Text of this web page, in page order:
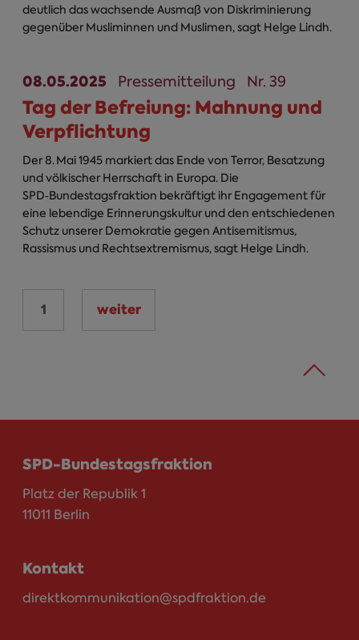
deutlich das wachsende Ausmaß von Diskriminierung
gegenüber Musliminnen und Muslimen, sagt Helge Lindh.
08.05.2025 Pressemitteilung Nr. 39
Tag der Befreiung: Mahnung und
Verpflichtung
Der 8. Mai 1945 markiert das Ende von Terror, Besatzung
und völkischer Herrschaft in Europa. Die
SPD‑Bundestagsfraktion bekräftigt ihr Engagement für
eine lebendige Erinnerungskultur und den entschiedenen
Schutz unserer Demokratie gegen Antisemitismus,
Rassismus und Rechtsextremismus, sagt Helge Lindh.
Seiten
1 weiter
SPD-Bundestagsfraktion
Platz der Republik 1
11011 Berlin
Kontakt
direktkommunikation@spdfraktion.de